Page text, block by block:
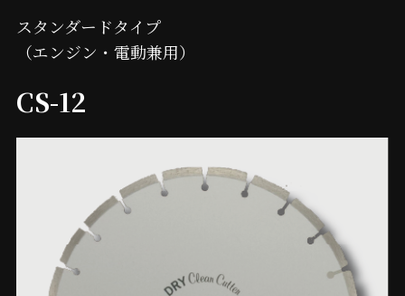
スタンダードタイプ
（エンジン・電動兼用）
CS-12